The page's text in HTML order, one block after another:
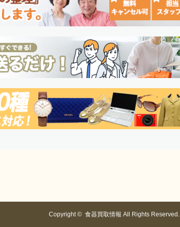
Copyright © 食器買取情報 All Rights Reserved.